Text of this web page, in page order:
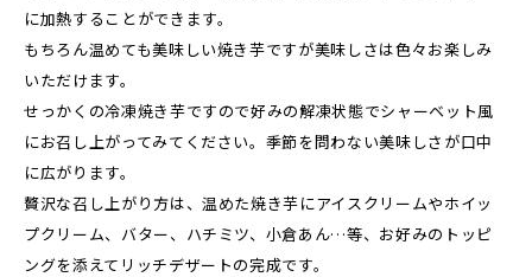
に加熱することができます。
もちろん温めても美味しい焼き芋ですが美味しさは色々お楽しみ
いただけます。
せっかくの冷凍焼き芋ですので好みの解凍状態でシャーベット風
にお召し上がってみてください。季節を問わない美味しさが口中
に広がります。
贅沢な召し上がり方は、温めた焼き芋にアイスクリームやホイッ
プクリーム、バター、ハチミツ、小倉あん…等、お好みのトッピ
ングを添えてリッチデザートの完成です。